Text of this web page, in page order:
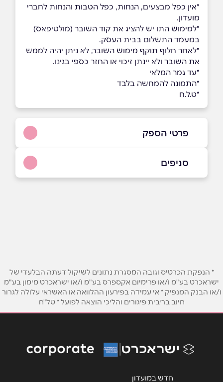
*אין כפל מבצעים, הנחות, כפל הטבות והנחות לחברי
מועדון.
*למימוש התו יש להציג את קוד השובר (מולטיפאס)
במעמד התשלום בבית העסק.
*לאחר חלוף תוקף מימוש השובר, לא ניתן יהיה לממש
את השובר ולא יינתן זיכוי או החזר כספי בגינו.
*עד גמר המלאי
*התמונה להמחשה בלבד
*ט.ל.ח
פרטי הספק
באתר באינסטגרם
אימייל*
אנא חזרו אלי בקשר ל...
סניפים
* הנפקת הכרטיס וגובה המסגרת נתונים לשיקול דעתה הבלעדי של
ישראכרט בע"מ ו/או פרימיום אקספרס בע"מ ו/או ישראכרט מימון בע"מ
ו/או הבנק המנפיק * אי עמידה בפירעון ההלוואה או האשראי עלולה לגרור
חיוב בריבית פיגורים והליכי הוצאה לפועל * טל"ח
חדש במועדון